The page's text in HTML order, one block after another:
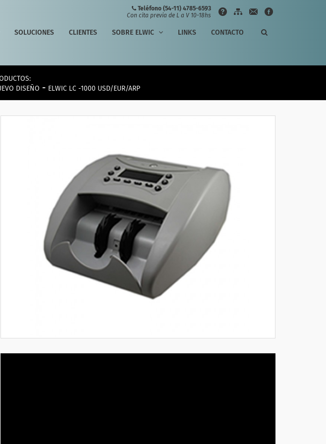
Teléfono (54-11) 4785-6593
Con cita previa de L a V 10-18hs
SOLUCIONES CLIENTES SOBRE ELWIC LINKS CONTACTO
DISEÑO - ELWIC LC -1000 USD/EUR/ARP